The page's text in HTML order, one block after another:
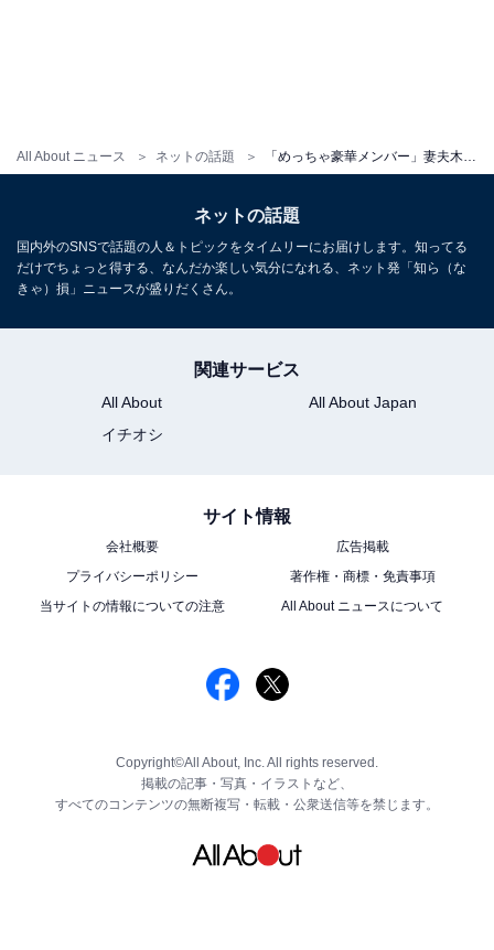
All About ニュース ネットの話題
ネットの話題
国内外のSNSで話題の人＆トピックをタイムリーにお届けします。知ってる
だけでちょっと得する、なんだか楽しい気分になれる、ネット発「知ら（な
きゃ）損」ニュースが盛りだくさん。
関連サービス
All About
All About Japan
イチオシ
サイト情報
会社概要
広告掲載
プライバシーポリシー
著作権・商標・免責事項
当サイトの情報についての注意
All About ニュースについて
Copyright©All About, Inc. All rights reserved.
掲載の記事・写真・イラストなど、
すべてのコンテンツの無断複写・転載・公衆送信等を禁じます。